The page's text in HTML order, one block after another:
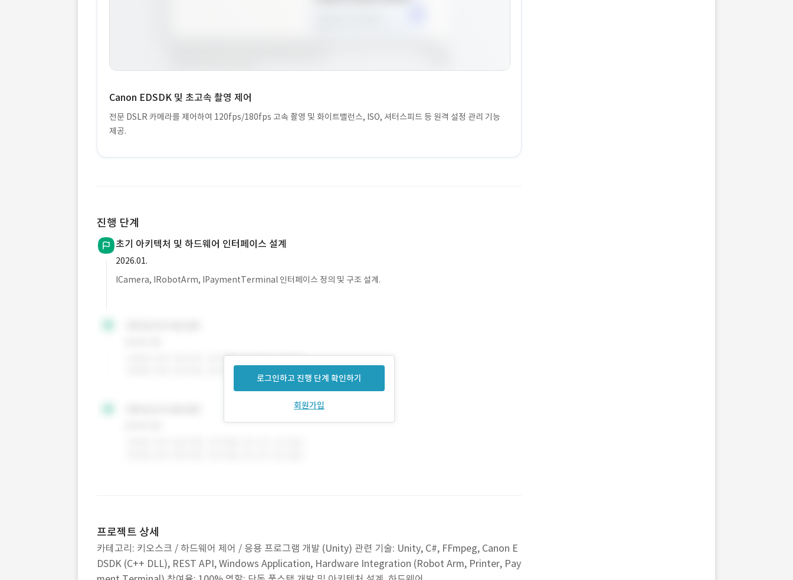
Canon EDSDK 및 초고속 촬영 제어
전문 DSLR 카메라를 제어하여 120fps/180fps 고속 촬영 및 화이트밸런스, ISO, 셔터스피드 등 원격 설정 관리 기능
제공.
진행 단계
초기 아키텍처 및 하드웨어 인터페이스 설계
2026.01.
ICamera, IRobotArm, IPaymentTerminal 인터페이스 정의 및 구조 설계.
로그인하고 진행 단계 확인하기
회원가입
프로젝트 상세
카테고리: 키오스크 / 하드웨어 제어 / 응용 프로그램 개발 (Unity) 관련 기술: Unity, C#, FFmpeg, Canon E
DSDK (C++ DLL), REST API, Windows Application, Hardware Integration (Robot Arm, Printer, Pay